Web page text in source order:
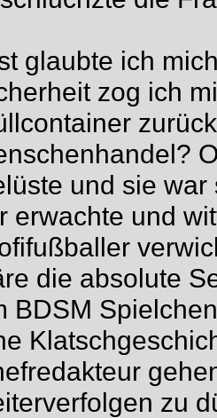
glaubte ich
zog ich
und sie
erwachte und
die absolute
BDSM
zu